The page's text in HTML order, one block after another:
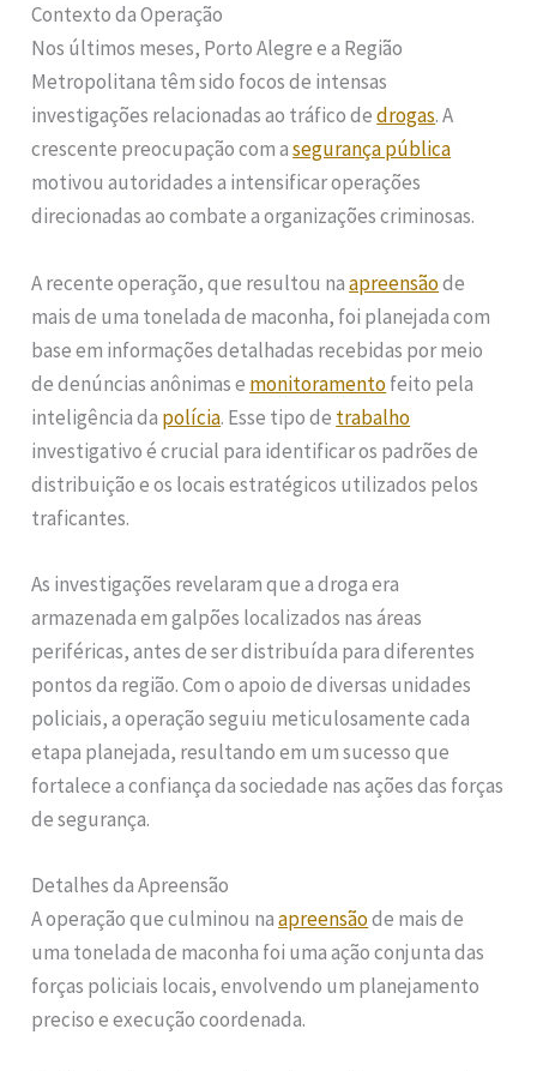
Contexto da Operação
Nos últimos meses, Porto Alegre e a Região
Metropolitana têm sido focos de intensas
investigações relacionadas ao tráfico dedrogas. A
crescente preocupação com asegurança pública
motivou autoridades a intensificar operações
direcionadas ao combate a organizações criminosas.
A recente operação, que resultou naapreensãode
mais de uma tonelada de maconha, foi planejada com
base em informações detalhadas recebidas por meio
de denúncias anônimas e monitoramentofeito pela
inteligência da polícia. Esse tipo de trabalho
investigativo é crucial para identificar os padrões de
distribuição e os locais estratégicos utilizados pelos
traficantes.
As investigações revelaram que a droga era
armazenada em galpões localizados nas áreas
periféricas, antes de ser distribuída para diferentes
pontos da região. Com o apoio de diversas unidades
policiais, a operação seguiu meticulosamente cada
etapa planejada, resultando em um sucesso que
fortalece a confiança da sociedade nas ações das forças
de segurança.
Detalhes da Apreensão
A operação que culminou naapreensãode mais de
uma tonelada de maconha foi uma ação conjunta das
forças policiais locais, envolvendo um planejamento
preciso e execução coordenada.